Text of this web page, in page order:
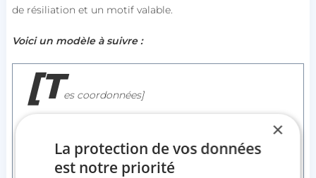
de résiliation et un motif valable.
Voici un modèle à suivre :
[Tes coordonnées]
[Date]
×
La protection de vos données
est notre priorité